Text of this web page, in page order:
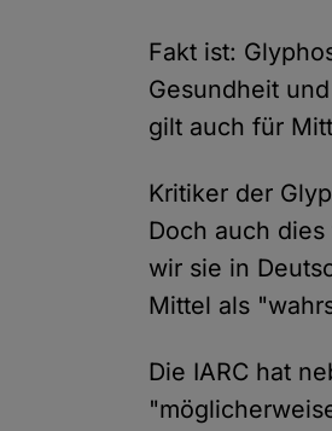
Fakt ist:
Gesundheit
gilt auch für
Kritiker der
Doch auch
wir sie in
Mittel als
Die IARC hat